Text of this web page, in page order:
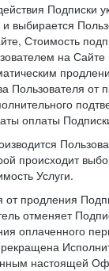
Подписки
выбирается
Стоимость
на
Пользователя от
оплаты
происходит
Услуги.
от продления
отменяет
оплаченного
настоящей